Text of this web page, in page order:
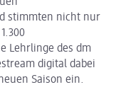
stimmten nicht nur
Lehrlinge des dm
digital dabei
Saison ein.